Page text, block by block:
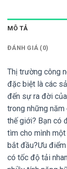
MÔ TẢ
ĐÁNH GIÁ (0)
Thị trường công
đặc biệt là các
đến sự ra đời
trong những
thế giới? Bạn có
tìm cho mình
bắt đầu?Ưu
có tốc độ tải